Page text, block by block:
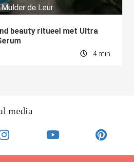
de Leur
beauty ritueel met Ultra
4 min.
media